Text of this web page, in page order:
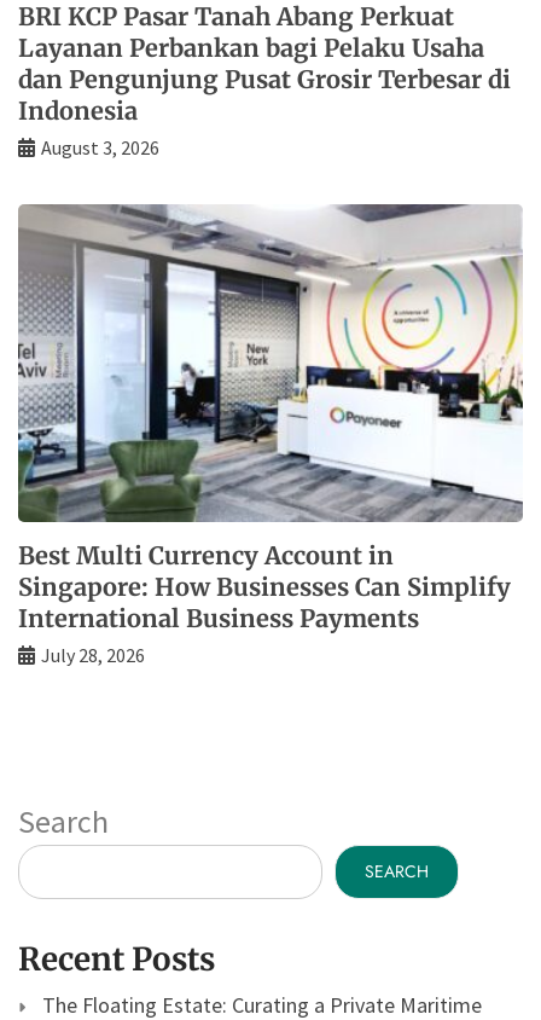
BRI KCP Pasar Tanah Abang Perkuat
Layanan Perbankan bagi Pelaku Usaha
dan Pengunjung Pusat Grosir Terbesar di
Indonesia
August 3, 2026
Best Multi Currency Account in
Singapore: How Businesses Can Simplify
International Business Payments
July 28, 2026
Search
SEARCH
Recent Posts
The Floating Estate: Curating a Private Maritime